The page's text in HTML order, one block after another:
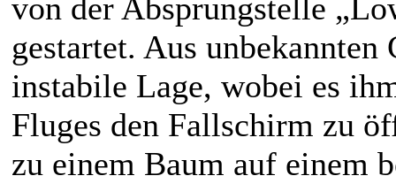
von der Absprungstelle
gestartet. Aus
instabile Lage, wobei es
Fluges den Fallschirm zu
zu einem Baum auf einem